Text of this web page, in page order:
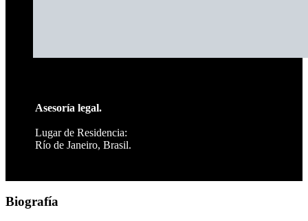
Asesoría legal.
Lugar de Residencia:
Río de Janeiro, Brasil.
Biografía